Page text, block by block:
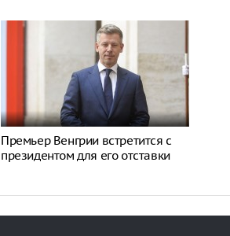
Премьер Венгрии встретится с
президентом для его отставки